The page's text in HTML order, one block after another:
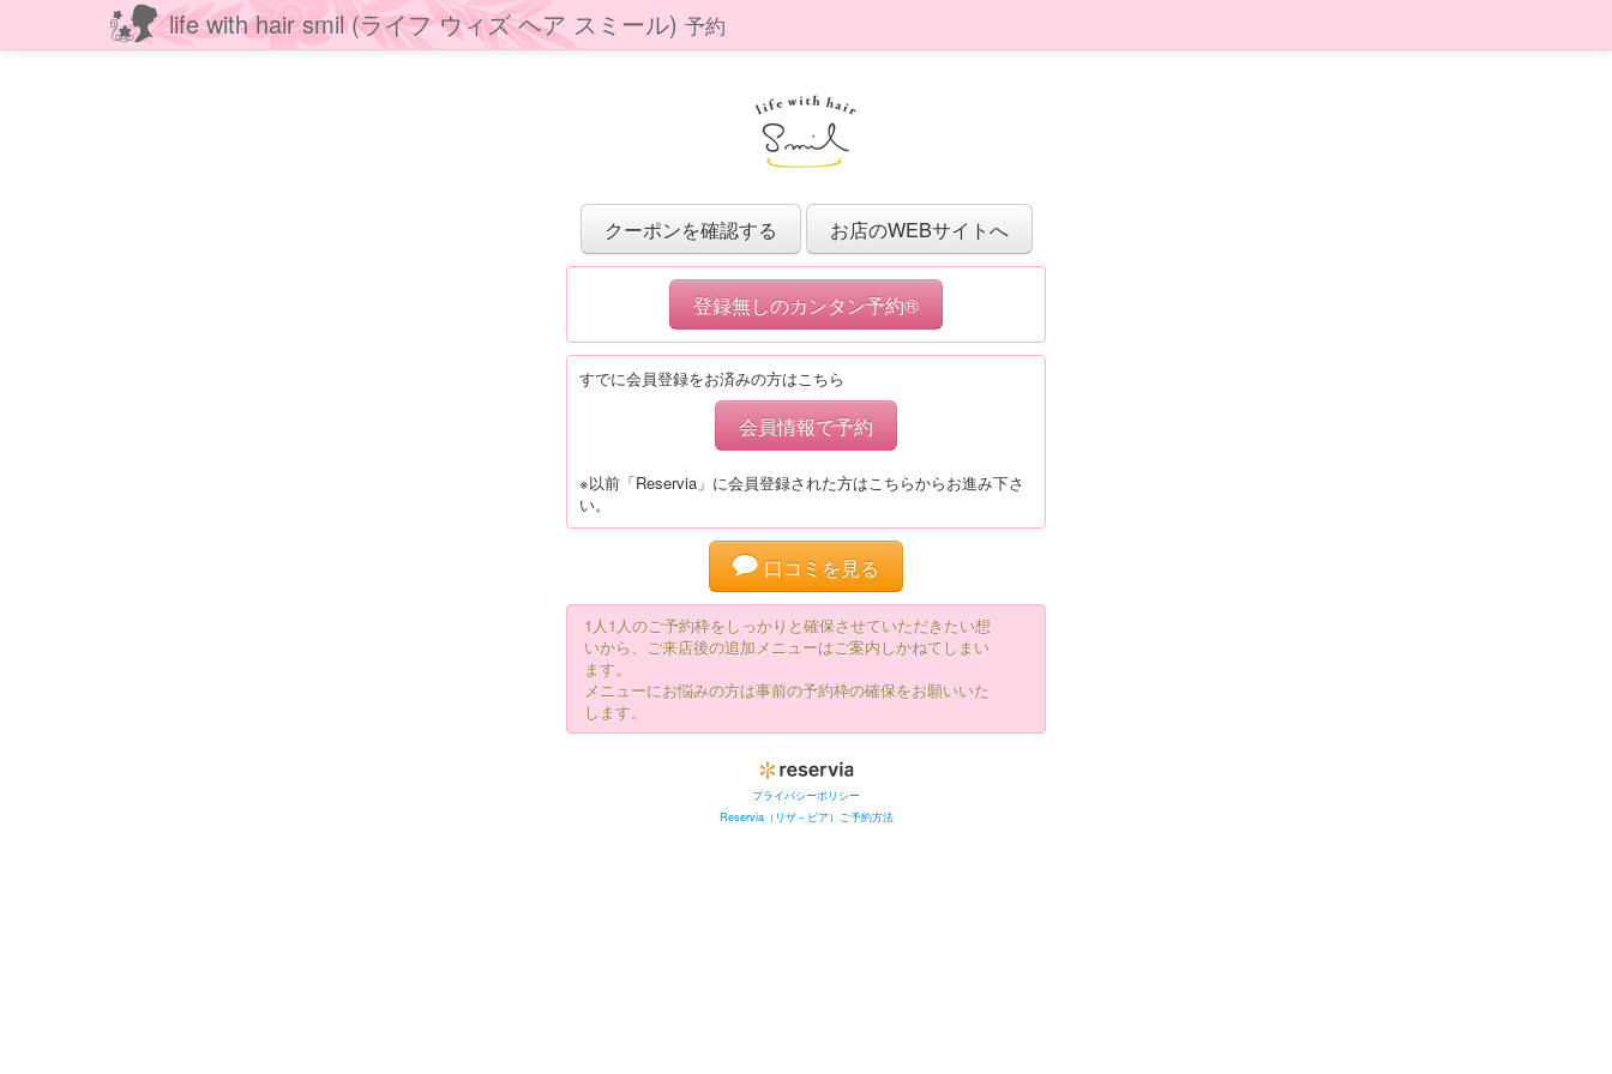
life with hair smil (ライフ ウィズ ヘア スミール) 予約
クーポンを確認する お店のWEBサイトへ
登録無しのカンタン予約®
すでに会員登録をお済みの方はこちら
会員情報で予約
※以前「Reservia」に会員登録された方はこちらからお進み下さ
い。
口コミを見る
1人1人のご予約枠をしっかりと確保させていただきたい想
いから、ご来店後の追加メニューはご案内しかねてしまい
ます。
メニューにお悩みの方は事前の予約枠の確保をお願いいた
します。
プライバシーポリシー
Reservia（リザ－ビア）ご予約方法